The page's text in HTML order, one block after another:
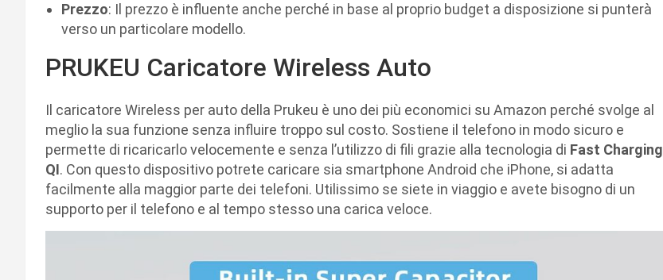
Prezzo: Il prezzo è influente anche perché in base al proprio budget a disposizione si punterà
verso un particolare modello.
PRUKEU Caricatore Wireless Auto
Il caricatore Wireless per auto della Prukeu è uno dei più economici su Amazon perché svolge al
meglio la sua funzione senza influire troppo sul costo. Sostiene il telefono in modo sicuro e
permette di ricaricarlo velocemente e senza l’utilizzo di fili grazie alla tecnologia di Fast Charging
QI. Con questo dispositivo potrete caricare sia smartphone Android che iPhone, si adatta
facilmente alla maggior parte dei telefoni. Utilissimo se siete in viaggio e avete bisogno di un
supporto per il telefono e al tempo stesso una carica veloce.